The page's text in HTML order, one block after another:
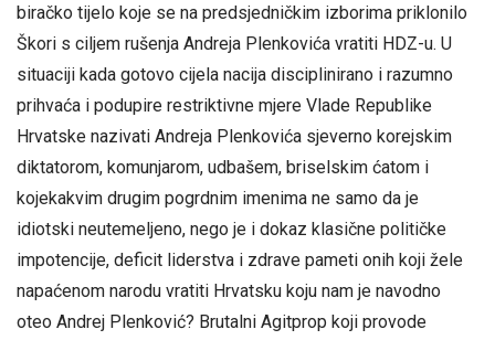
biračko tijelo koje se na predsjedničkim izborima priklonilo
Škori s ciljem rušenja Andreja Plenkovića vratiti HDZ-u. U
situaciji kada gotovo cijela nacija disciplinirano i razumno
prihvaća i podupire restriktivne mjere Vlade Republike
Hrvatske nazivati Andreja Plenkovića sjeverno korejskim
diktatorom, komunjarom, udbašem, briselskim ćatom i
kojekakvim drugim pogrdnim imenima ne samo da je
idiotski neutemeljeno, nego je i dokaz klasične političke
impotencije, deficit liderstva i zdrave pameti onih koji žele
napaćenom narodu vratiti Hrvatsku koju nam je navodno
oteo Andrej Plenković? Brutalni Agitprop koji provode